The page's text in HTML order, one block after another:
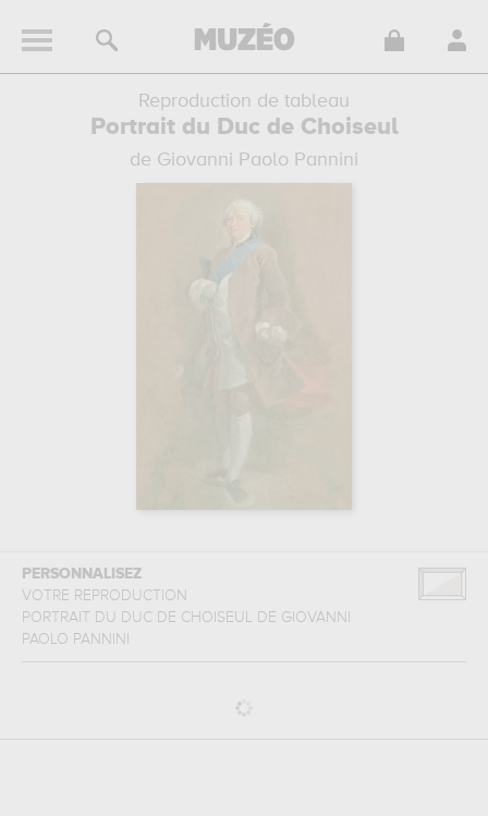
Reproduction de tableau
Portrait du Duc de Choiseul
de Giovanni Paolo Pannini
PERSONNALISEZ
VOTRE REPRODUCTION
PORTRAIT DU DUC DE CHOISEUL DE GIOVANNI
PAOLO PANNINI